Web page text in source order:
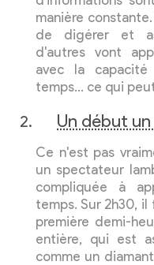
manière
de digérer et
d'autres vont
avec la
temps… ce qui
Un début
Ce n'est pas
un spectateur
compliquée à
temps. Sur 2h30,
première demi-
entière, qui est
comme un